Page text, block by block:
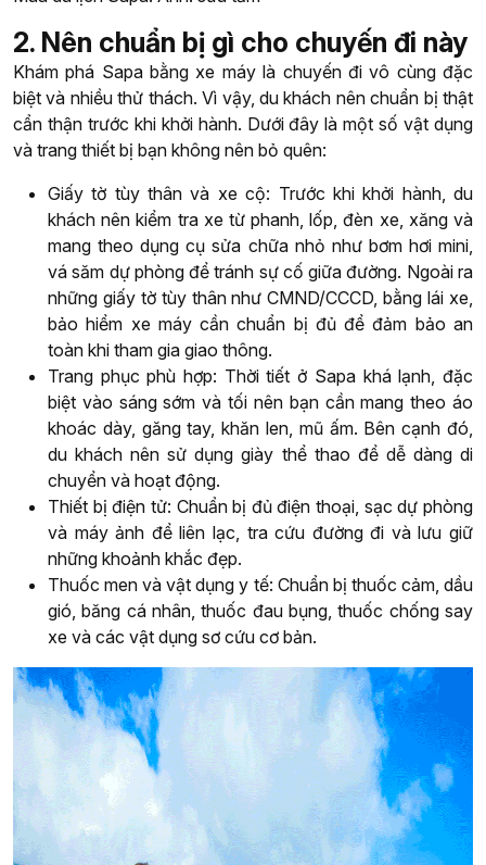
2. Nên chuẩn bị gì cho chuyến đi này
Khám phá Sapa bằng xe máy là chuyến đi vô cùng đặc
biệt và nhiều thử thách. Vì vậy, du khách nên chuẩn bị thật
cẩn thận trước khi khởi hành. Dưới đây là một số vật dụng
và trang thiết bị bạn không nên bỏ quên:
Giấy tờ tùy thân và xe cộ: Trước khi khởi hành, du
khách nên kiểm tra xe từ phanh, lốp, đèn xe, xăng và
mang theo dụng cụ sửa chữa nhỏ như bơm hơi mini,
vá săm dự phòng để tránh sự cố giữa đường. Ngoài ra
những giấy tờ tùy thân như CMND/CCCD, bằng lái xe,
bảo hiểm xe máy cần chuẩn bị đủ để đảm bảo an
toàn khi tham gia giao thông.
Trang phục phù hợp: Thời tiết ở Sapa khá lạnh, đặc
biệt vào sáng sớm và tối nên bạn cần mang theo áo
khoác dày, găng tay, khăn len, mũ ấm. Bên cạnh đó,
du khách nên sử dụng giày thể thao để dễ dàng di
chuyển và hoạt động.
Thiết bị điện tử: Chuẩn bị đủ điện thoại, sạc dự phòng
và máy ảnh để liên lạc, tra cứu đường đi và lưu giữ
những khoảnh khắc đẹp.
Thuốc men và vật dụng y tế: Chuẩn bị thuốc cảm, dầu
gió, băng cá nhân, thuốc đau bụng, thuốc chống say
xe và các vật dụng sơ cứu cơ bản.